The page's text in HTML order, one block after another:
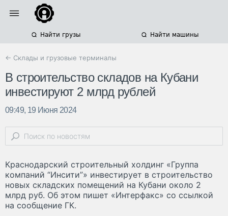
Найти грузы Найти машины
← Склады и грузовые терминалы
В строительство складов на Кубани
инвестируют 2 млрд рублей
09:49, 19 Июня 2024
Краснодарский строительный холдинг «Группа
компаний “Инсити”» инвестирует в строительство
новых складских помещений на Кубани около 2
млрд руб. Об этом пишет «Интерфакс» со ссылкой
на сообщение ГК.